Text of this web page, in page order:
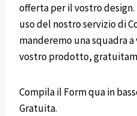
offerta per il vostro
uso del nostro servizio di
manderemo una squadra
vostro prodotto,
Compila il Form qua in
Gratuita.